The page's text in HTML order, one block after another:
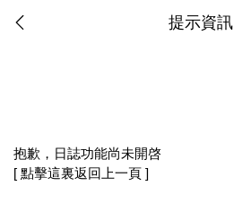
提示資訊
抱歉，日誌功能尚未開啓
[ 點擊這裏返回上一頁 ]